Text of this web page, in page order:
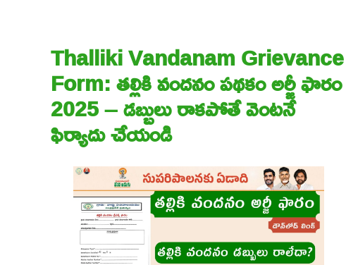
Thalliki Vandanam Grievance
Form: తల్లికి వందనం పథకం అర్జీ ఫారం
2025 – డబ్బులు రాకపోతే వెంటనే
ఫిర్యాదు చేయండి